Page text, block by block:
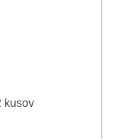
kusov